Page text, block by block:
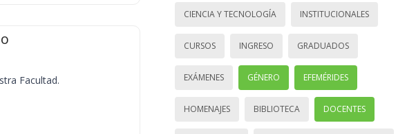
Facultad.
CIENCIA Y TECNOLOGÍA INSTITUCIONALES
CURSOS INGRESO GRADUADOS
EXÁMENES GÉNERO EFEMÉRIDES
HOMENAJES BIBLIOTECA DOCENTES